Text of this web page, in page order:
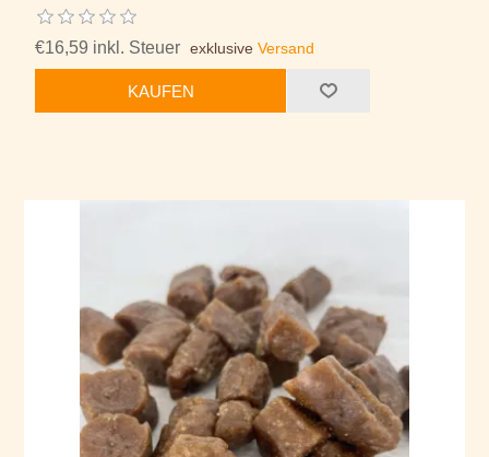
€16,59 inkl. Steuer exklusiveVersand
KAUFEN